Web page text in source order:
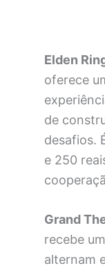
Elden
oferece
de
desafios.
e 250
Grand
recebe
alternam